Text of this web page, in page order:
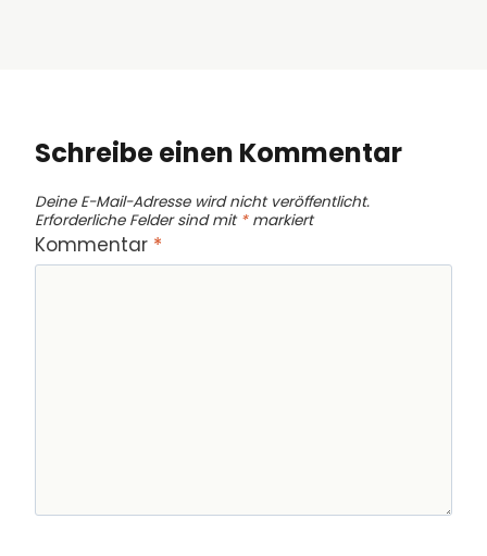
Schreibe einen Kommentar
Deine E-Mail-Adresse wird nicht veröffentlicht.
Erforderliche Felder sind mit *markiert
Kommentar *